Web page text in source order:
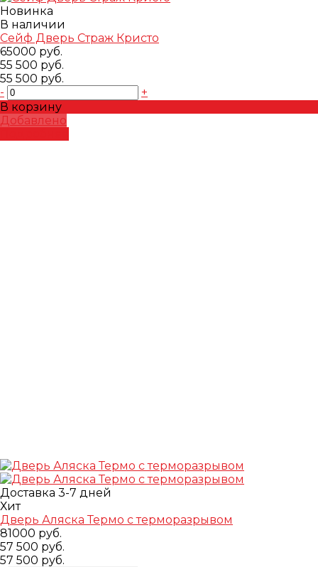
Новинка
В наличии
Сейф Дверь Страж Кристо
65000 руб.
55 500 руб.
55 500 руб.
-
+
В корзину
Добавлено
Доставка 3-7 дней
Хит
Дверь Аляска Термо с терморазрывом
81000 руб.
57 500 руб.
57 500 руб.